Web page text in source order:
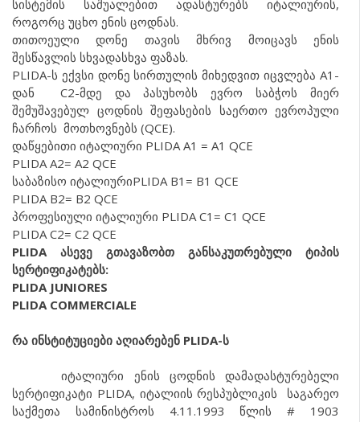
სისტემის საშუალებით ადასტურებს იტალიურის,
როგორც უცხო ენის ცოდნას.
თითოეული დონე თავის მხრივ მოიცავს ენის
შესწავლის სხვადასხვა ფაზას.
PLIDA-ს ექვსი დონე სირთულის მიხედვით იცვლება A1-
დან C2-მდე და პასუხობს ევრო საბჭოს მიერ
შემუშავებულ ცოდნის შეფასების საერთო ევროპული
ჩარჩოს მოთხოვნებს (QCE).
დაწყებითი იტალიური PLIDA A1 = A1 QCE
PLIDA A2= A2 QCE
საბაზისო იტალიურიPLIDA B1= B1 QCE
PLIDA B2= B2 QCE
პროფესიული იტალიური PLIDA C1= C1 QCE
PLIDA C2= C2 QCE
PLIDA ასევე გთავაზობთ განსაკუთრებული ტიპის
სერტიფიკატებს:
PLIDA JUNIORES
PLIDA COMMERCIALE
რა ინსტიტუციები აღიარებენ PLIDA-ს
იტალიური ენის ცოდნის დამადასტურებელი
სერტიფიკატი PLIDA, იტალიის რესპუბლიკის საგარეო
საქმეთა სამინისტროს 4.11.1993 წლის # 1903